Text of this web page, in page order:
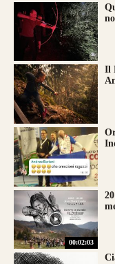
Il
00:02:03